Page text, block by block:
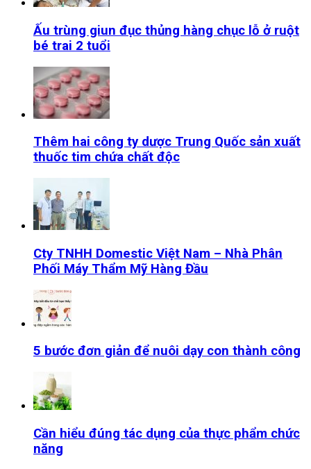
Ấu trùng giun đục thủng hàng chục lỗ ở ruột
bé trai 2 tuổi
Thêm hai công ty dược Trung Quốc sản xuất
thuốc tim chứa chất độc
Cty TNHH Domestic Việt Nam – Nhà Phân
Phối Máy Thẩm Mỹ Hàng Đầu
5 bước đơn giản để nuôi dạy con thành công
Cần hiểu đúng tác dụng của thực phẩm chức
năng